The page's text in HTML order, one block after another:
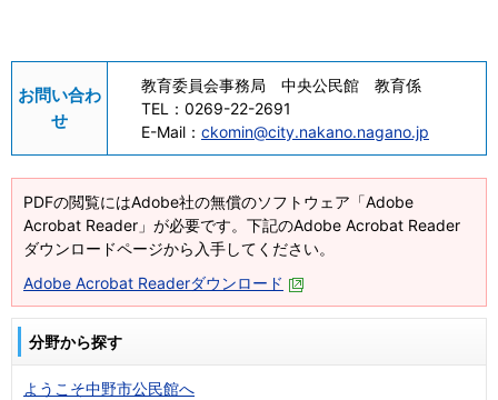
お問い合わ
せ
教育委員会事務局 中央公民館 教育係
TEL： 0269-22-2691
E-Mail： ckomin@city.nakano.nagano.jp
PDFの閲覧にはAdobe社の無償のソフトウェア「Adobe
Acrobat Reader」が必要です。下記のAdobe Acrobat Reader
ダウンロードページから入手してください。
Adobe Acrobat Readerダウンロード
分野から探す
ようこそ中野市公民館へ